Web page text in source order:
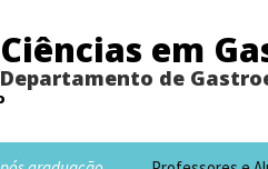
Ciências em
Departamento de